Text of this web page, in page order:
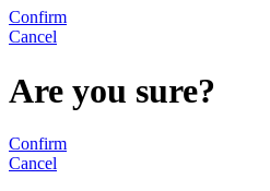
Confirm
Cancel
Are you sure?
Confirm
Cancel